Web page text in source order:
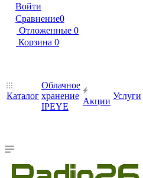
Войти
Сравнение0
Отложенные 0
Корзина 0
Каталог
Облачное
хранение
IPEYE
Акции
Услуги